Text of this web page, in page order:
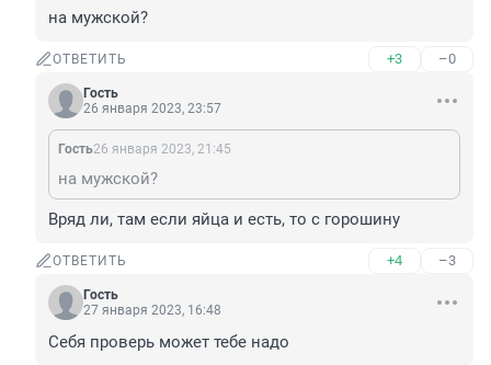
на мужской?
ОТВЕТИТЬ +3 –0
Гость
26 января 2023, 23:57
Гость26 января 2023, 21:45
на мужской?
Вряд ли, там если яйца и есть, то с горошину
ОТВЕТИТЬ +4 –3
Гость
27 января 2023, 16:48
Себя проверь может тебе надо